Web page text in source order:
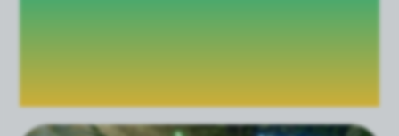
tala "AI-språk" som
ett proffs